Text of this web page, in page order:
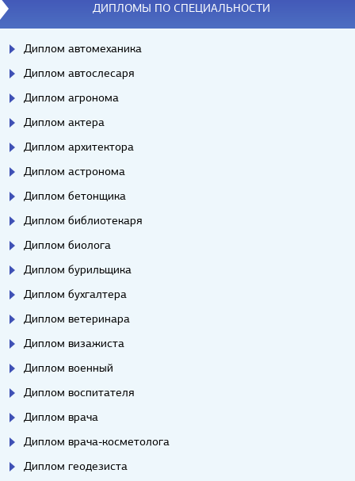
ДИПЛОМЫ ПО СПЕЦИАЛЬНОСТИ
Диплом автомеханика
Диплом автослесаря
Диплом агронома
Диплом актера
Диплом архитектора
Диплом астронома
Диплом бетонщика
Диплом библиотекаря
Диплом биолога
Диплом бурильщика
Диплом бухгалтера
Диплом ветеринара
Диплом визажиста
Диплом военный
Диплом воспитателя
Диплом врача
Диплом врача-косметолога
Диплом геодезиста